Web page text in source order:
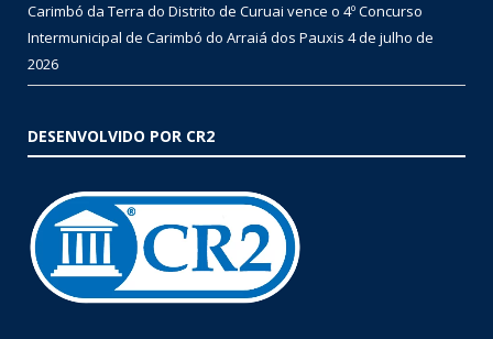
Carimbó da Terra do Distrito de Curuai vence o 4º Concurso
Intermunicipal de Carimbó do Arraiá dos Pauxis 4 de julho de
2026
DESENVOLVIDO POR CR2